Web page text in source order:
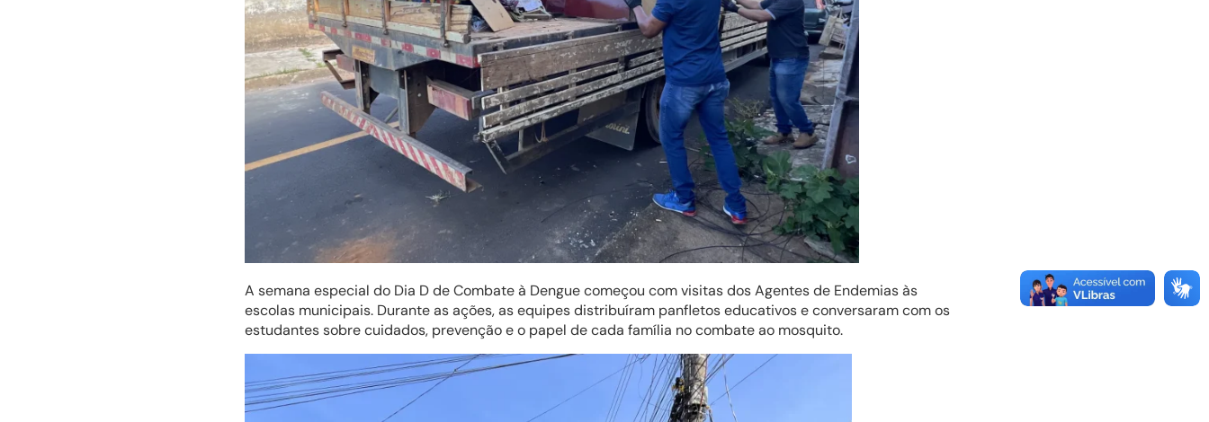
A semana especial do Dia D de Combate à Dengue começou com visitas dos Agentes de Endemias às
escolas municipais. Durante as ações, as equipes distribuíram panfletos educativos e conversaram com os
estudantes sobre cuidados, prevenção e o papel de cada família no combate ao mosquito.